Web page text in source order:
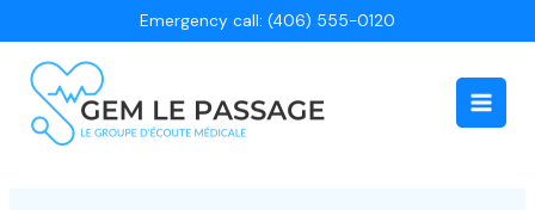
au
contenu
Emergency call: (406) 555-0120
Main